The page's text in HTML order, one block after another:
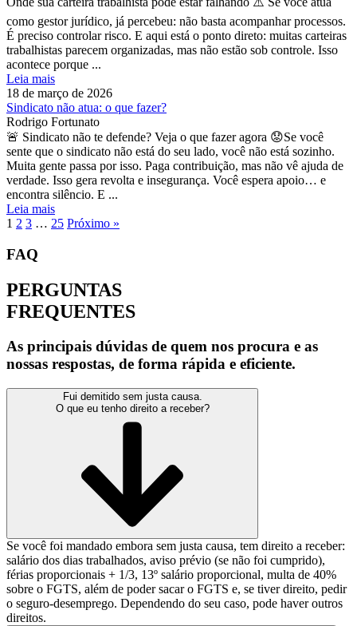
como gestor jurídico, já percebeu: não basta acompanhar processos.
É preciso controlar risco. E aqui está o ponto direto: muitas carteiras
trabalhistas parecem organizadas, mas não estão sob controle. Isso
acontece porque ...
Leia mais
18 de março de 2026
Sindicato não atua: o que fazer?
Rodrigo Fortunato
🚨 Sindicato não te defende? Veja o que fazer agora 😟Se você
sente que o sindicato não está do seu lado, você não está sozinho.
Muita gente passa por isso. Paga contribuição, mas não vê ajuda de
verdade. Isso gera revolta e insegurança. Você espera apoio… e
encontra silêncio. E ...
Leia mais
1 2 3 … 25 Próximo »
FAQ
PERGUNTAS
FREQUENTES
As principais dúvidas de quem nos procura e as
nossas respostas, de forma rápida e eficiente.
Fui demitido sem justa causa.
O que eu tenho direito a receber?
Se você foi mandado embora sem justa causa, tem direito a receber:
salário dos dias trabalhados, aviso prévio (se não foi cumprido),
férias proporcionais + 1/3, 13º salário proporcional, multa de 40%
sobre o FGTS, além de poder sacar o FGTS e, se tiver direito, pedir
o seguro-desemprego. Dependendo do seu caso, pode haver outros
direitos.